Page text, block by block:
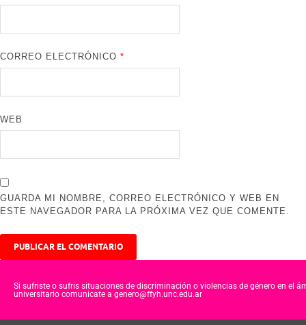
CORREO ELECTRÓNICO*
WEB
GUARDA MI NOMBRE, CORREO ELECTRÓNICO Y WEB EN
ESTE NAVEGADOR PARA LA PRÓXIMA VEZ QUE COMENTE.
Si sufriste o sufris situaciones de discriminación o violencias de género en el
universitario comunicate a genero@ffyh.unc.edu.ar